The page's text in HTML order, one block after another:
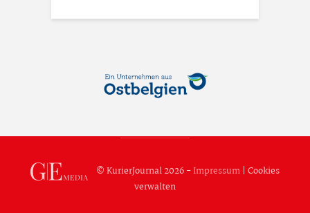
© KurierJournal 2026 -Impressum| Cookies
verwalten